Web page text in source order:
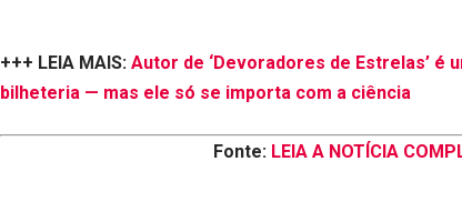
+++ LEIA MAIS:Autor de ‘Devoradores de Estrelas’ é
bilheteria — mas ele só se importa com a ciência
Fonte: LEIA A NOTÍCIA